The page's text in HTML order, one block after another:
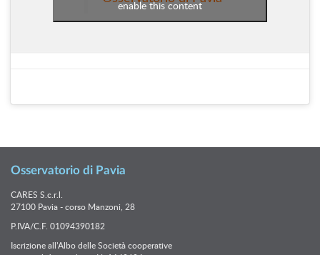
enable this content
Osservatorio di Pavia
CARES S.c.r.l.
27100 Pavia - corso Manzoni, 28
P.IVA/C.F. 01094390182
Iscrizione all’Albo delle Società cooperative